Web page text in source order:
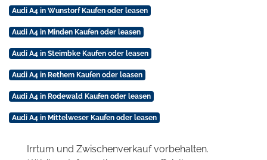
Audi A4 in Wunstorf Kaufen oder leasen
Audi A4 in Minden Kaufen oder leasen
Audi A4 in Steimbke Kaufen oder leasen
Audi A4 in Rethem Kaufen oder leasen
Audi A4 in Rodewald Kaufen oder leasen
Audi A4 in Mittelweser Kaufen oder leasen
Irrtum und Zwischenverkauf vorbehalten.